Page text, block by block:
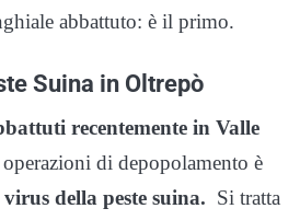
abbattuto: è il primo.
Suina in Oltrepò
recentemente in Valle
di depopolamento è
della peste suina. Si tratta